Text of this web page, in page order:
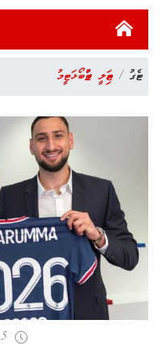
ޓެގު އިޓަލީ ފުޓްބޯޅަ ޓީމު
5 އަހރު ކުރިން